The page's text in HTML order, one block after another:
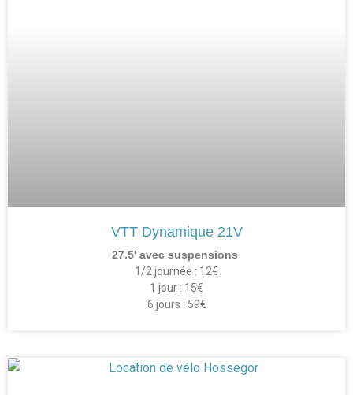
VTT Dynamique 21V
27.5′ avec suspensions
1/2 journée : 12€
1 jour : 15€
6 jours : 59€